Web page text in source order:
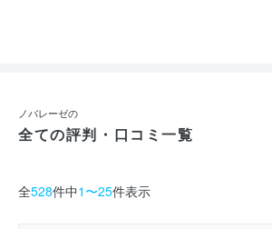
ノバレーゼの
全ての評判・口コミ一覧
全528件中1〜25件表示